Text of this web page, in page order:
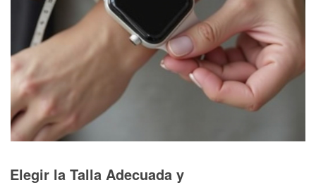
Elegir la Talla Adecuada y